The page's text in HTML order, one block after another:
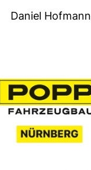
Daniel Hofmann